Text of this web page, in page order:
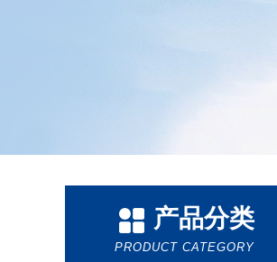
产品分类
PRODUCT CATEGORY